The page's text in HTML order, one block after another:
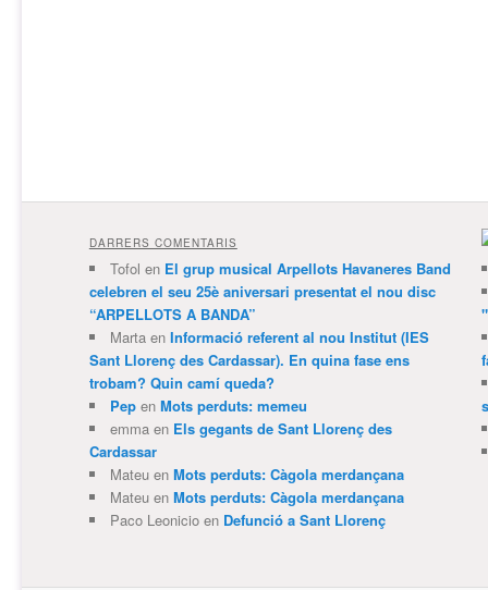
DARRERS COMENTARIS
Tofol en El grup musical Arpellots Havaneres Band
celebren el seu 25è aniversari presentat el nou disc
“ARPELLOTS A BANDA”
Martaen Informació referent al nou Institut (IES
Sant Llorenç des Cardassar). En quina fase ens
trobam? Quin camí queda?
Pepen Mots perduts: memeu
emmaen Els gegants de Sant Llorenç des
Cardassar
Mateuen Mots perduts: Càgola merdançana
Mateuen Mots perduts: Càgola merdançana
Paco Leonicioen Defunció a Sant Llorenç